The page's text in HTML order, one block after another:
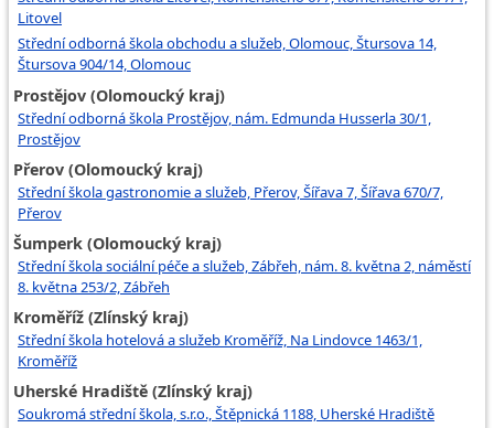
Litovel
Střední odborná škola obchodu a služeb, Olomouc, Štursova 14,
Štursova 904/14, Olomouc
Prostějov (Olomoucký kraj)
Střední odborná škola Prostějov, nám. Edmunda Husserla 30/1,
Prostějov
Přerov (Olomoucký kraj)
Střední škola gastronomie a služeb, Přerov, Šířava 7, Šířava 670/7,
Přerov
Šumperk (Olomoucký kraj)
Střední škola sociální péče a služeb, Zábřeh, nám. 8. května 2, náměstí
8. května 253/2, Zábřeh
Kroměříž (Zlínský kraj)
Střední škola hotelová a služeb Kroměříž, Na Lindovce 1463/1,
Kroměříž
Uherské Hradiště (Zlínský kraj)
Soukromá střední škola, s.r.o., Štěpnická 1188, Uherské Hradiště